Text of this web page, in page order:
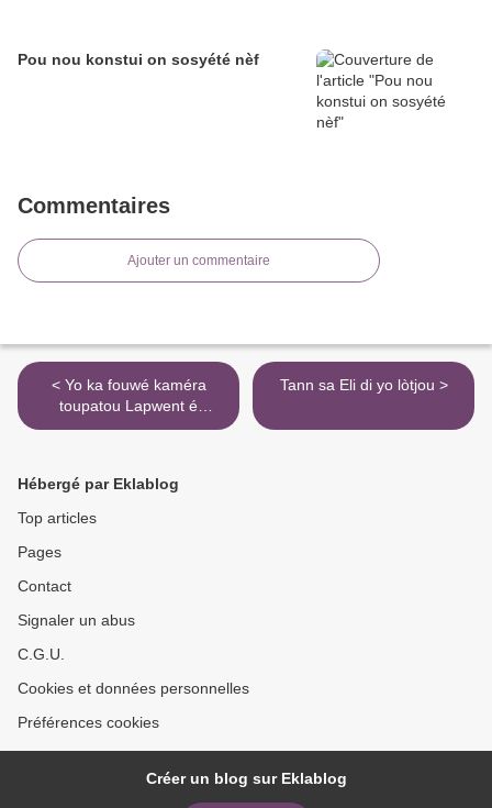
Pou nou konstui on sosyété nèf
Commentaires
Ajouter un commentaire
< Yo ka fouwé kaméra
toupatou Lapwent é
poutan...
Tann sa Eli di yo lòtjou >
Hébergé par Eklablog
Top articles
Pages
Contact
Signaler un abus
C.G.U.
Cookies et données personnelles
Préférences cookies
Créer un blog sur Eklablog